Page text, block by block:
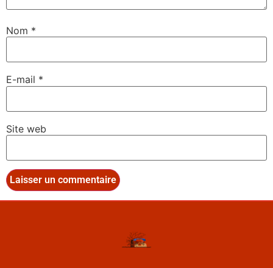
Nom *
E-mail *
Site web